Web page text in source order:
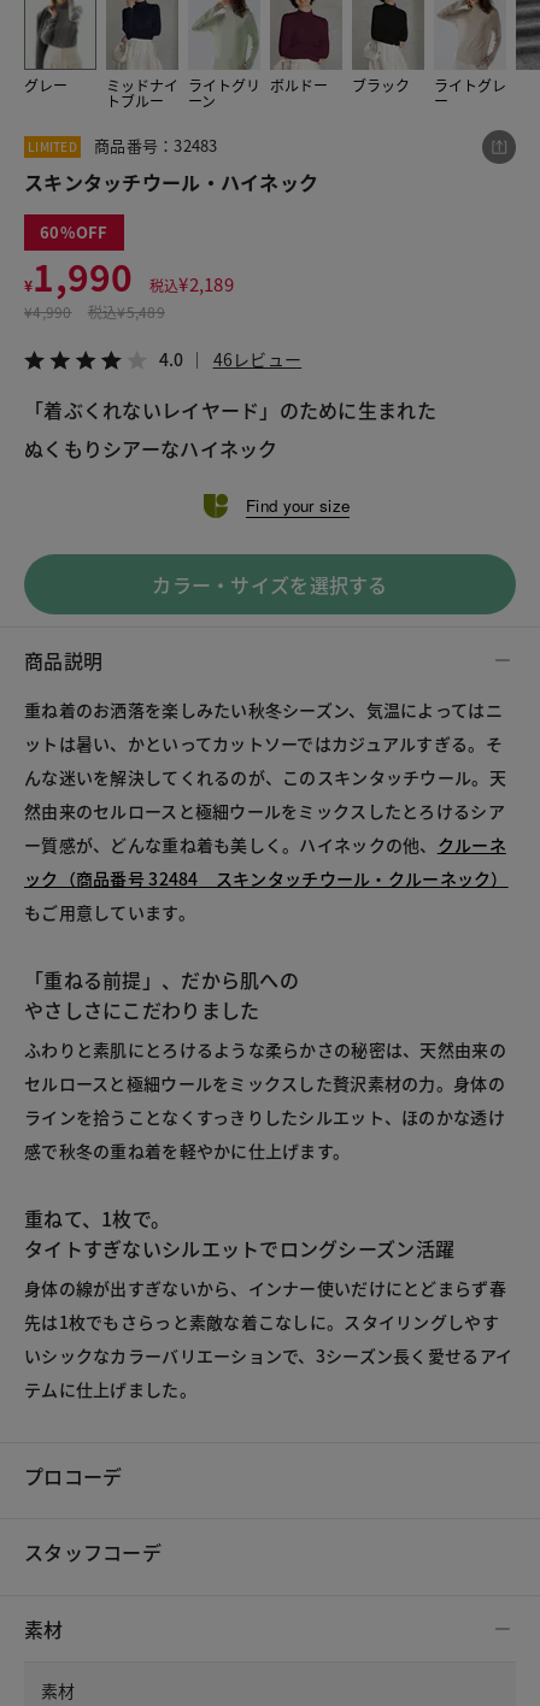
グレー ミッドナイ
トブルー
ライトグリ
ーン
ボルドー ブラック ライトグレ
ー
1 21
LIMITED 商品番号：32483
スキンタッチウール・ハイネック
60
¥1,990 税込¥2,189
¥4,990 税込¥5,489
4.0 46レビュー
「着ぶくれないレイヤード」のために生まれた
Find your size
カラー・サイズを選択する
商品説明
重ね着のお洒落を楽しみたい秋冬シーズン、気温によってはニ
ットは暑い、かといってカットソーではカジュアルすぎる。そ
んな迷いを解決してくれるのが、このスキンタッチウール。天
然由来のセルロースと極細ウールをミックスしたとろけるシア
ー質感が、どんな重ね着も美しく。ハイネックの他、 クルーネ
ック（商品番号 32484　スキンタッチウール・クルーネック）
もご用意しています。
「重ねる前提」、だから肌への
やさしさにこだわりました
ふわりと素肌にとろけるような柔らかさの秘密は、天然由来の
セルロースと極細ウールをミックスした贅沢素材の力。身体の
ラインを拾うことなくすっきりしたシルエット、ほのかな透け
感で秋冬の重ね着を軽やかに仕上げます。
重ねて、1枚で。
タイトすぎないシルエットでロングシーズン活躍
身体の線が出すぎないから、インナー使いだけにとどまらず春
先は1枚でもさらっと素敵な着こなしに。スタイリングしやす
いシックなカラーバリエーションで、3シーズン長く愛せるアイ
テムに仕上げました。
プロコーデ
スタッフコーデ
素材
素材
この商品をシェアする
¥1,990
税込¥2,189
LINE X